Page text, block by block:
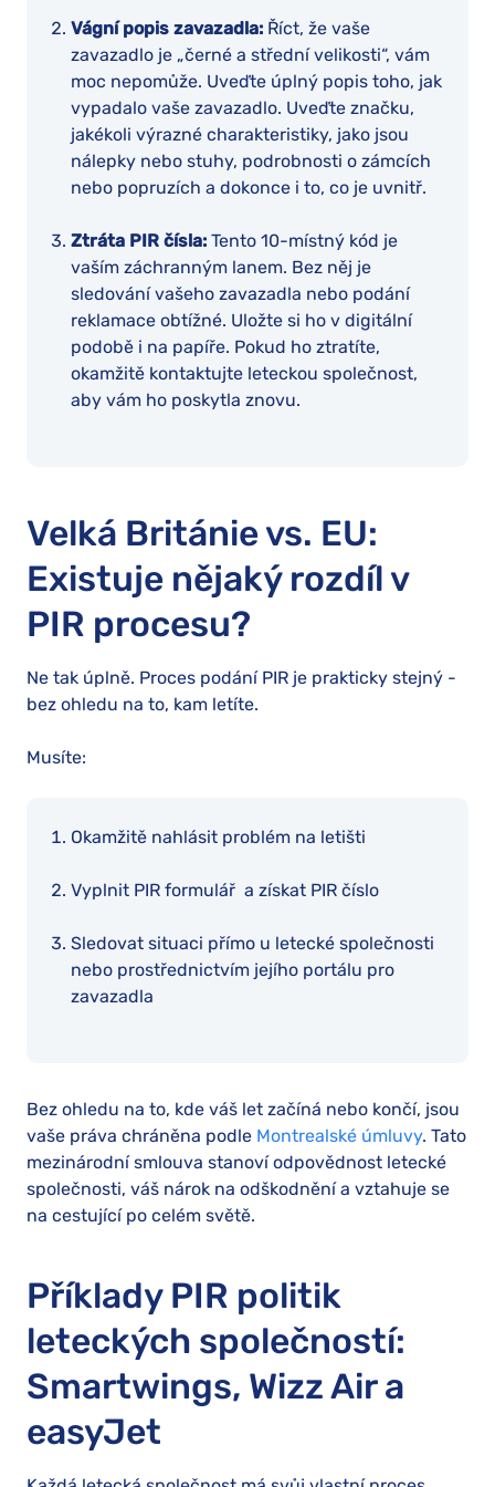
Vágní popis zavazadla: Říct, že vaše
zavazadlo je „černé a střední velikosti“, vám
moc nepomůže. Uveďte úplný popis toho, jak
vypadalo vaše zavazadlo. Uveďte značku,
jakékoli výrazné charakteristiky, jako jsou
nálepky nebo stuhy, podrobnosti o zámcích
nebo popruzích a dokonce i to, co je uvnitř.
Ztráta PIR čísla: Tento 10-místný kód je
vaším záchranným lanem. Bez něj je
sledování vašeho zavazadla nebo podání
reklamace obtížné. Uložte si ho v digitální
podobě i na papíře. Pokud ho ztratíte,
okamžitě kontaktujte leteckou společnost,
aby vám ho poskytla znovu.
Velká Británie vs. EU:
Existuje nějaký rozdíl v
PIR procesu?
Ne tak úplně. Proces podání PIR je prakticky stejný -
bez ohledu na to, kam letíte.
Musíte:
Okamžitě nahlásit problém na letišti
Vyplnit PIR formulář a získat PIR číslo
Sledovat situaci přímo u letecké společnosti
nebo prostřednictvím jejího portálu pro
zavazadla
Bez ohledu na to, kde váš let začíná nebo končí, jsou
vaše práva chráněna podle Montrealské úmluvy. Tato
mezinárodní smlouva stanoví odpovědnost letecké
společnosti, váš nárok na odškodnění a vztahuje se
na cestující po celém světě.
Příklady PIR politik
leteckých společností:
Smartwings, Wizz Air a
easyJet